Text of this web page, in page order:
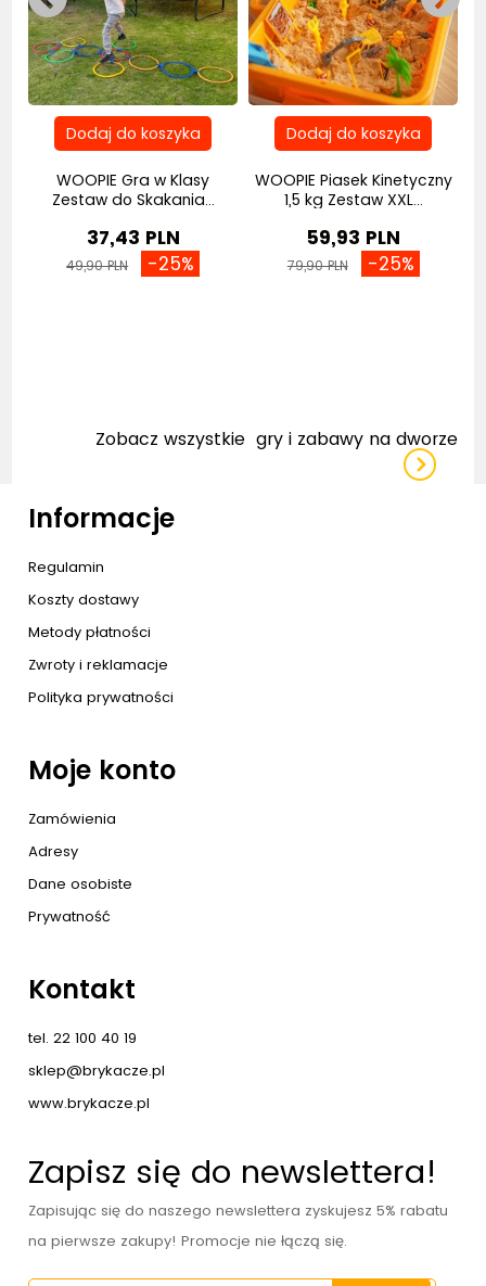
WOOPIE Gra w Klasy
Zestaw do Skakania...
37,43 PLN
49,90 PLN -25%
WOOPIE Piasek Kinetyczny
1,5 kg Zestaw XXL...
59,93 PLN
79,90 PLN -25%
Zobacz wszystkie gry i zabawy na dworze
Informacje
Regulamin
Koszty dostawy
Metody płatności
Zwroty i reklamacje
Polityka prywatności
Moje konto
Zamówienia
Adresy
Dane osobiste
Prywatność
Kontakt
tel. 22 100 40 19
sklep@brykacze.pl
www.brykacze.pl
Zapisz się do newslettera!
Zapisując się do naszego newslettera zyskujesz 5% rabatu
na pierwsze zakupy! Promocje nie łączą się.